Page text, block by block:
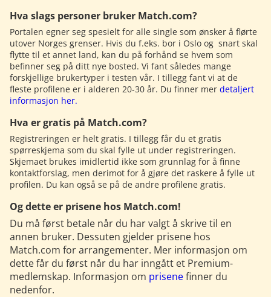
Hva slags personer bruker Match.com?
Portalen egner seg spesielt for alle single som ønsker å flørte
utover Norges grenser. Hvis du f.eks. bor i Oslo og snart skal
flytte til et annet land, kan du på forhånd se hvem som
befinner seg på ditt nye bosted. Vi fant således mange
forskjellige brukertyper i testen vår. I tillegg fant vi at de
fleste profilene er i alderen 20-30 år. Du finner mer detaljert
informasjon her.
Hva er gratis på Match.com?
Registreringen er helt gratis. I tillegg får du et gratis
spørreskjema som du skal fylle ut under registreringen.
Skjemaet brukes imidlertid ikke som grunnlag for å finne
kontaktforslag, men derimot for å gjøre det raskere å fylle ut
profilen. Du kan også se på de andre profilene gratis.
Og dette er prisene hos Match.com!
Du må først betale når du har valgt å skrive til en
annen bruker. Dessuten gjelder prisene hos
Match.com for arrangementer. Mer informasjon om
dette får du først når du har inngått et Premium-
medlemskap. Informasjon om prisenefinner du
nedenfor.